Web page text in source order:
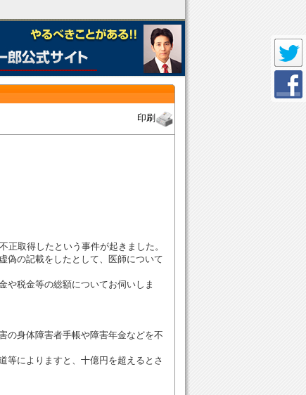
印刷
取得したという事件が起きました。
偽の記載をしたとして、医師について
や税金等の総額についてお伺いしま
の身体障害者手帳や障害年金などを不
によりますと、十億円を超えるとさ